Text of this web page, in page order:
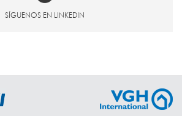
SÍGUENOS EN LINKEDIN